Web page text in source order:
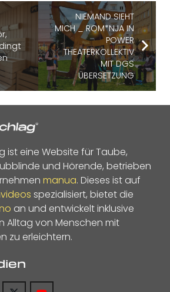
NIEMAND SIEHT
MICH _ ROM*NJA IN
POWER
THEATERKOLLEKTIV
MIT DGS
ÜBERSETZUNG
ist eine Website für Taube,
und Hörende, betrieben
manua. Dieses ist auf
spezialisiert, bietet die
an und entwickelt inklusive
Alltag von Menschen mit
zu erleichtern.